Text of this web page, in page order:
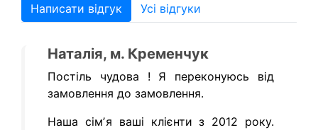
Написати відгук Усі відгуки
Наталія, м. Кременчук
Постіль чудова ! Я переконуюсь від
замовлення до замовлення.
Наша сімʼя ваші клієнти з 2012 року.